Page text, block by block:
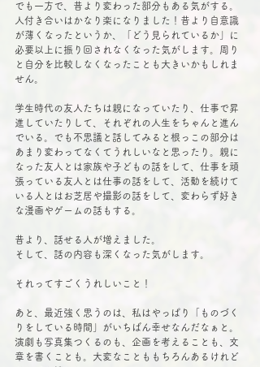
でも一方で、昔より変わった部分もある気がする。
人付き合いはかなり楽になりました！昔より自意識
が薄くなったというか、「どう見られているか」に
必要以上に振り回されなくなった気がします。周り
と自分を比較しなくなったことも大きいかもしれま
せん。
学生時代の友人たちは親になっていたり、仕事で昇
進していたりして、それぞれの人生をちゃんと進ん
でいる。でも不思議と話してみると根っこの部分は
あまり変わってなくてうれしいなと思ったり。親に
なった友人とは家族や子どもの話をして、仕事を頑
張っている友人とは仕事の話をして、活動を続けて
いる人とはお芝居や撮影の話をして、変わらず好き
な漫画やゲームの話もする。
昔より、話せる人が増えました。
そして、話の内容も深くなった気がします。
それってすごくうれしいこと！
あと、最近強く思うのは、私はやっぱり「ものづく
りをしている時間」がいちばん幸せなんだなぁと。
演劇も写真集つくるのも、企画を考えることも、文
章を書くことも。大変なことももちろんあるけれど